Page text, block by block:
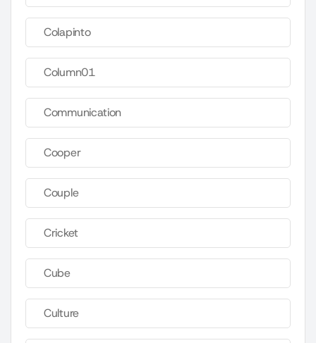
Colapinto
Column01
Communication
Cooper
Couple
Cricket
Cube
Culture